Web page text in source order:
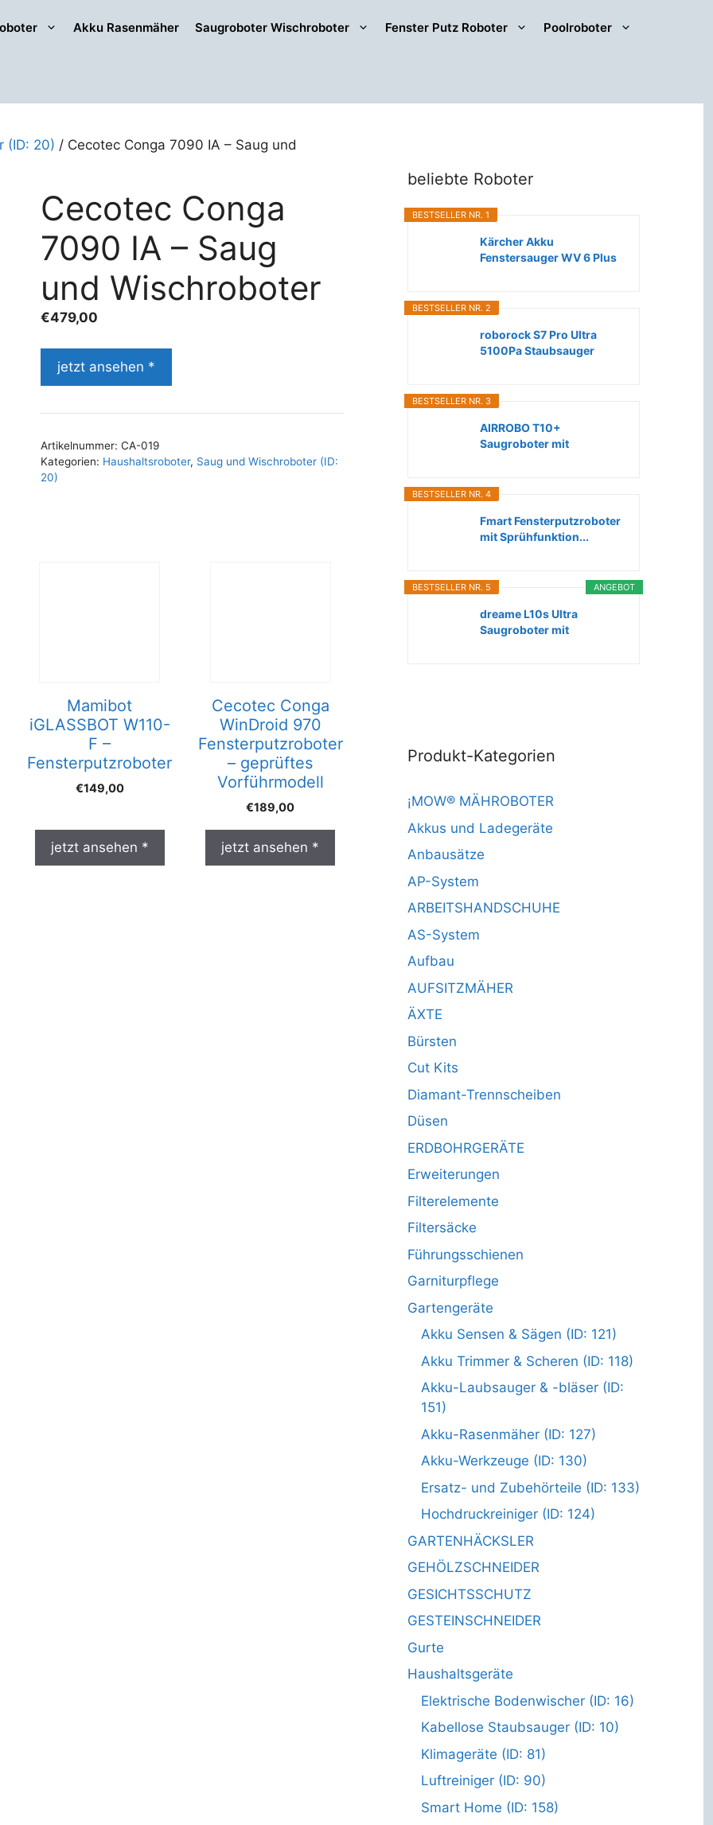
Akku Rasenmäher Saugroboter Wischroboter Fenster Putz Roboter Poolroboter
(ID: 20) / Cecotec Conga 7090 IA – Saug und
Cecotec Conga
7090 IA – Saug
und Wischroboter
€479,00
jetzt ansehen *
Artikelnummer:CA-019
Kategorien: Haushaltsroboter, Saug und Wischroboter (ID:
20)
Mamibot
iGLASSBOT W110-
F –
Fensterputzroboter
€149,00
jetzt ansehen *
Cecotec Conga
WinDroid 970
Fensterputzroboter
– geprüftes
Vorführmodell
€189,00
jetzt ansehen *
beliebte Roboter
BESTSELLER NR. 1
Kärcher Akku
Fenstersauger WV 6 Plus
BESTSELLER NR. 2
roborock S7 Pro Ultra
5100Pa Staubsauger
BESTSELLER NR. 3
AIRROBO T10+
Saugroboter mit
BESTSELLER NR. 4
Fmart Fensterputzroboter
mit Sprühfunktion...
ANGEBOT
BESTSELLER NR. 5
dreame L10s Ultra
Saugroboter mit
Produkt-Kategorien
¡MOW® MÄHROBOTER
Akkus und Ladegeräte
Anbausätze
AP-System
ARBEITSHANDSCHUHE
AS-System
Aufbau
AUFSITZMÄHER
ÄXTE
Bürsten
Cut Kits
Diamant-Trennscheiben
Düsen
ERDBOHRGERÄTE
Erweiterungen
Filterelemente
Filtersäcke
Führungsschienen
Garniturpflege
Gartengeräte
Akku Sensen & Sägen (ID: 121)
Akku Trimmer & Scheren (ID: 118)
Akku-Laubsauger & -bläser (ID:
151)
Akku-Rasenmäher (ID: 127)
Akku-Werkzeuge (ID: 130)
Ersatz- und Zubehörteile (ID: 133)
Hochdruckreiniger (ID: 124)
GARTENHÄCKSLER
GEHÖLZSCHNEIDER
GESICHTSSCHUTZ
GESTEINSCHNEIDER
Gurte
Haushaltsgeräte
Elektrische Bodenwischer (ID: 16)
Kabellose Staubsauger (ID: 10)
Klimageräte (ID: 81)
Luftreiniger (ID: 90)
Smart Home (ID: 158)